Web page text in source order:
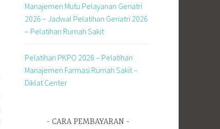
Manajemen Mutu Pelayanan Geriatri
2026 – Jadwal Pelatihan Geriatri 2026
– Pelatihan Rumah Sakit
Pelatihan PKPO 2026 – Pelatihan
Manajemen Farmasi Rumah Sakit –
Diklat Center
CARA PEMBAYARAN